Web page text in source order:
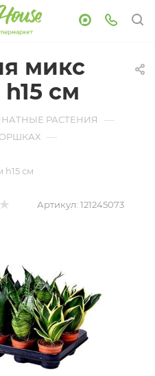
микс
см
РАСТЕНИЯ —
—
h15 см
Артикул: 121245073